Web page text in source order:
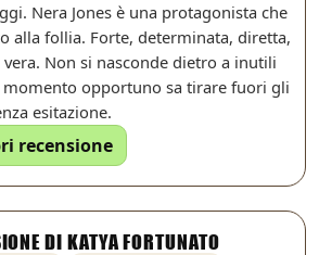
Nera Jones è una protagonista che
alla follia. Forte, determinata, diretta,
vera. Non si nasconde dietro a inutili
opportuno sa tirare fuori gli
esitazione.
recensione
DI KATYA FORTUNATO